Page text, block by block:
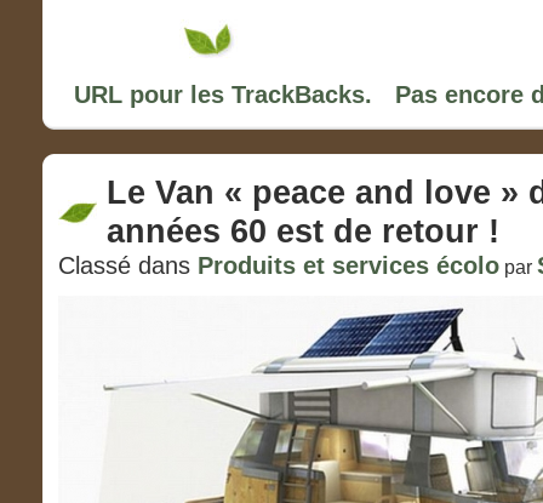
URL pour les TrackBacks. Pas encore
Le Van « peace and love »
années 60 est de retour !
Classé dans Produits et services écolo par